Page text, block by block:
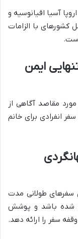
آسیا اقیانوسیه و
با الزامات
ایمن
مقاصد آگاهی از
انفرادی برای خانم
سفرهای طولانی مدت
طراحی شده باشد و پوشش
سفر را ارائه دهد.